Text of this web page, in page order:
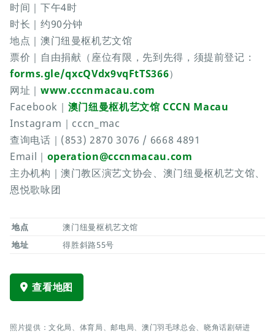
时间｜下午4时
时长｜约90分钟
地点｜澳门纽曼枢机艺文馆
票价｜自由捐献（座位有限，先到先得，须提前登记：
forms.gle/qxcQVdx9vqFtTS366）
网址｜ www.cccnmacau.com
Facebook｜ 澳门纽曼枢机艺文馆 CCCN Macau
Instagram｜cccn_mac
查询电话｜(853) 2870 3076 / 6668 4891
Email｜ operation@cccnmacau.com
主办机构｜澳门教区演艺文协会、澳门纽曼枢机艺文馆、
恩悦歌咏团
地点
澳门纽曼枢机艺文馆
地址
得胜斜路55号
查看地图
照片提供：文化局、体育局、邮电局、澳门羽毛球总会、晓角话剧研进